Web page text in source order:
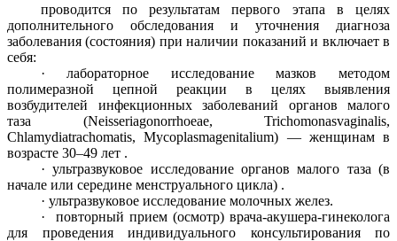
проводится по результатам первого этапа в целях
дополнительного обследования и уточнения диагноза
заболевания (состояния) при наличии показаний и включает в
себя:
· лабораторное исследование мазков методом
полимеразной цепной реакции в целях выявления
возбудителей инфекционных заболеваний органов малого
таза (Neisseriagonorrhoeae, Trichomonasvaginalis,
Chlamydiatrachomatis, Mycoplasmagenitalium) — женщинам в
возрасте 30–49 лет .
· ультразвуковое исследование органов малого таза (в
начале или середине менструального цикла) .
· ультразвуковое исследование молочных желез.
· повторный прием (осмотр) врача-акушера-гинеколога
для проведения индивидуального консультирования по